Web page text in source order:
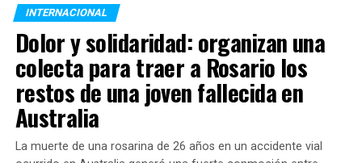
Módulos alimentarios:
Más allá de la comida: Centros de
contención barrial
El relevamiento destaca que el
organizacionesdesarrolla de manera simultánea
El fuego fuera de control y los daños ambientales
combinación de una persistente sequía en la vegetación
norteña, la gran cantidad de material orgánico seco y
las ráfagas de viento transformaron una acción
imprudente en un desastre inmediato. Las llamas se
salieron de control en cuestión de segundos, superando
los esfuerzos de los lugareños por contenerlas y
expandiéndose de manera voraz a través de campos
INTERNACIONAL
Dolor y solidaridad: organizan una
colecta para traer a Rosario los
restos de una joven fallecida en
Australia
La muerte de una rosarina de 26 años en un accidente vial